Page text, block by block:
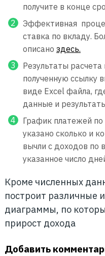
получите в конце
Эффективная
ставка по вкладу.
описано здесь.
Результаты
полученную ссылку
виде Excel файла,
данные и
График платежей
указано сколько и
вычли с доходов по
указанное число
Кроме численных
построит различные
диаграммы, по
прирост дохода
Добавить